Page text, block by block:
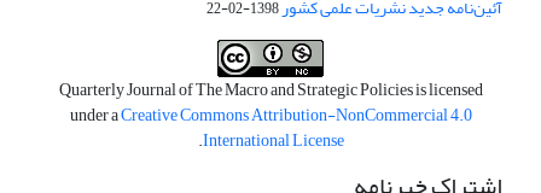
آئین‌نامه جدید نشریات علمی کشور1398-02-22
Quarterly Journal of The Macro and Strategic Policies is licensed
under aCreative Commons Attribution-NonCommercial 4.0
International License
.